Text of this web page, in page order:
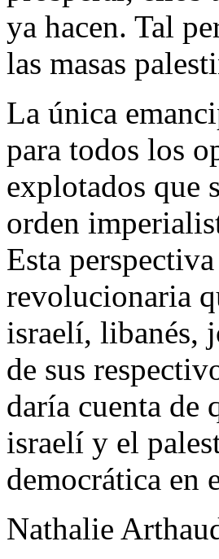
ya hacen. Tal
las masas
La única
para todos los
explotados que
orden
Esta
revolucionaria
israelí, libanés,
de sus
daría cuenta de
israelí y el
democrática en
Nathalie